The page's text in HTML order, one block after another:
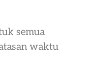
semua
waktu